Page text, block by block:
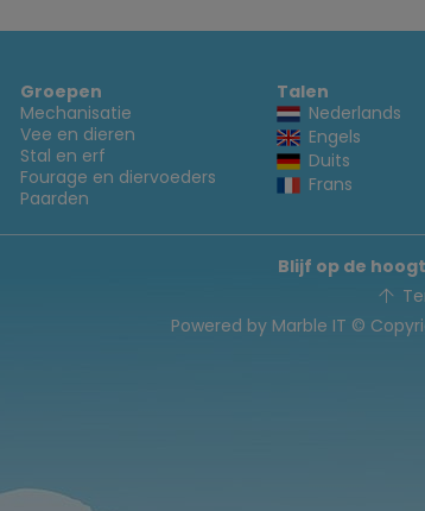
Groepen
Mechanisatie
Vee en dieren
Stal en erf
Fourage en diervoeders
Paarden
Talen
Nederlands
Engels
Duits
Frans
Blijf op de
Powered by Marble IT ©